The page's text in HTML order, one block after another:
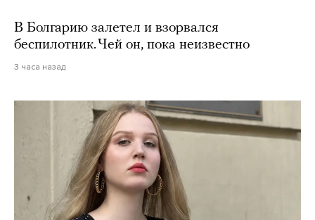
В Болгарию залетел и взорвался
беспилотник. Чей он, пока неизвестно
3 часа назад